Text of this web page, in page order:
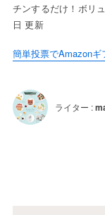
チンするだけ！ボリ
日 更新
簡単投票でAmazonギ
ライター :